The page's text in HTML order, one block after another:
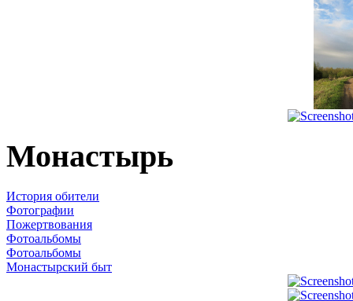
Монастырь
История обители
Фотографии
Пожертвования
Фотоальбомы
Фотоальбомы
Монастырский быт